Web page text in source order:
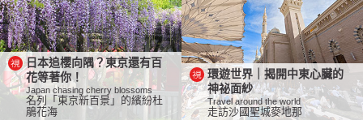
日本追櫻向隅？東京還有百
花等著你！
Japan chasing cherry blossoms
名列「東京新百景」的繽紛杜
鵑花海
環遊世界｜揭開中東心臟的
神祕面紗
Travel around the world
走訪沙國聖城麥地那